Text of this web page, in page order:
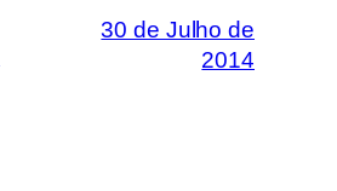
30 de Julho de
2014